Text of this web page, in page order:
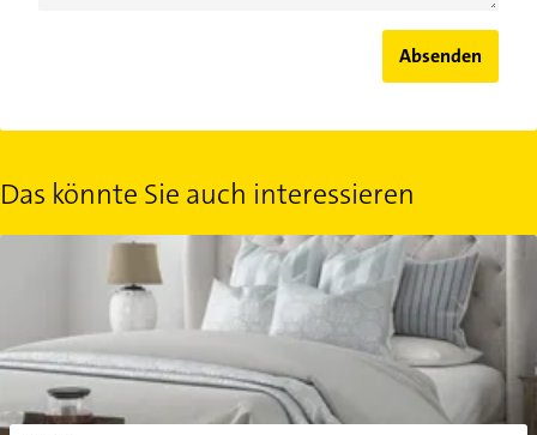
Absenden
Das könnte Sie auch interessieren
Schlafzimmer gestalten: 4 Tipps für einen erholsamen Schlaf